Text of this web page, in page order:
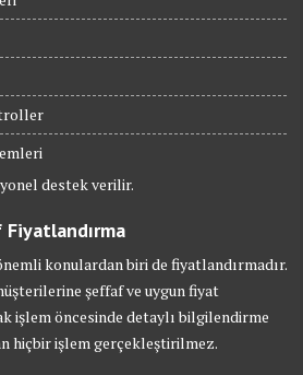
destek verilir.
konulardan biri de fiyatlandırmadır.
şeffaf ve uygun fiyat
işlem öncesinde detaylı bilgilendirme
hiçbir işlem gerçekleştirilmez.